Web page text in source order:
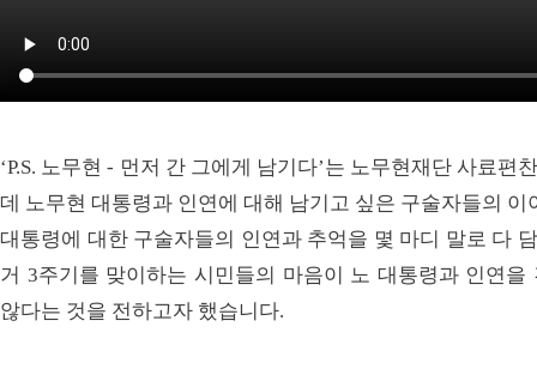
‘P.S. 노무현 - 먼저 간 그에게 남기다’는 노무현재단 사료
데 노무현 대통령과 인연에 대해 남기고 싶은 구술자들의 이
대통령에 대한 구술자들의 인연과 추억을 몇 마디 말로 다
거 3주기를 맞이하는 시민들의 마음이 노 대통령과 인연
않다는 것을 전하고자 했습니다.